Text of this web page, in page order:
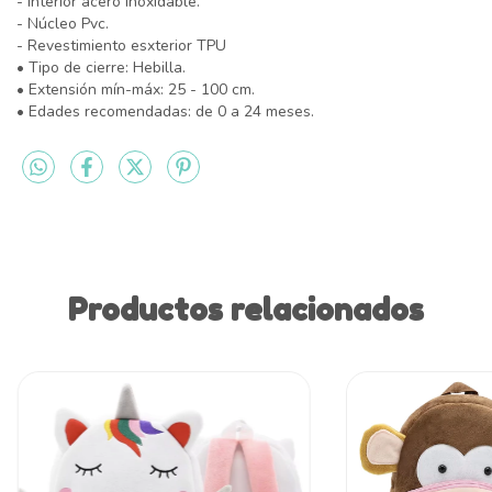
- Núcleo Pvc.
- Revestimiento esxterior TPU
• Tipo de cierre: Hebilla.
• Extensión mín-máx: 25 - 100 cm.
• Edades recomendadas: de 0 a 24 meses.
Productos relacionados